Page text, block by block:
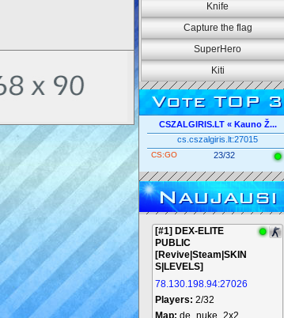
Knife
Capture the flag
SuperHero
Kiti
Vote TOP 3
CSZALGIRIS.LT « Kauno Ž...
cs.cszalgiris.lt:27015
CS:GO 23/32
Naujausi